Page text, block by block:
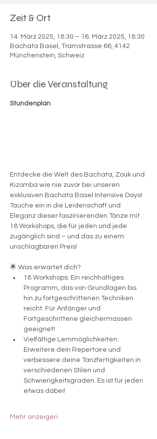
Zeit & Ort
14. März 2025, 18:30 – 16. März 2025, 18:30
Bachata Basel, Tramstrasse 66, 4142
Münchenstein, Schweiz
Über die Veranstaltung
Stundenplan
Entdecke die Welt des Bachata, Zouk und
Kizomba wie nie zuvor bei unseren
exklusiven Bachata Basel Intensive Days!
Tauche ein in die Leidenschaft und
Eleganz dieser faszinierenden Tänze mit
18 Workshops, die für jeden und jede
zugänglich sind – und das zu einem
unschlagbaren Preis!
🌟 Was erwartet dich?
18 Workshops: Ein reichhaltiges
Programm, das von Grundlagen bis
hin zu fortgeschrittenen Techniken
reicht. Für Anfänger und
Fortgeschrittene gleichermassen
geeignet!
Vielfältige Lernmöglichkeiten:
Erweitere dein Repertoire und
verbessere deine Tanzfertigkeiten in
verschiedenen Stilen und
Schwierigkeitsgraden. Es ist für jeden
etwas dabei!
Mehr anzeigen